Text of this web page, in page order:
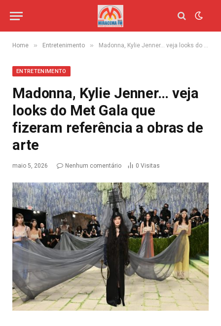
Home » Entretenimento » Madonna, Kylie Jenner… veja looks do Met Gala que fizeram referência a obras de arte
ENTRETENIMENTO
Madonna, Kylie Jenner… veja
looks do Met Gala que
fizeram referência a obras de
arte
maio 5, 2026 Nenhum comentário 0 Visitas